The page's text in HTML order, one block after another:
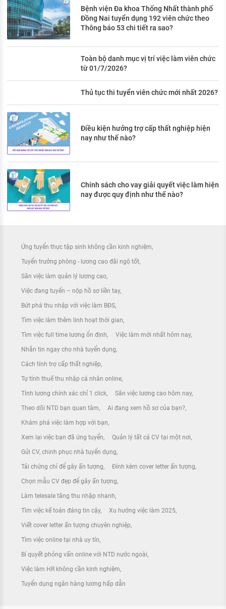
Bệnh viện Đa khoa Thống Nhất thành phố
Đồng Nai tuyển dụng 192 viên chức theo
Thông báo 53 chi tiết ra sao?
Toàn bộ danh mục vị trí việc làm viên chức
từ 01/7/2026?
Thủ tục thi tuyển viên chức mới nhất 2026?
Điều kiện hưởng trợ cấp thất nghiệp hiện
nay như thế nào?
Chính sách cho vay giải quyết việc làm hiện
nay được quy định như thế nào?
Ứng tuyển thực tập sinh không cần kinh nghiệm
Tuyển trưởng phòng - lương cao đãi ngộ tốt
Săn việc làm quản lý lương cao
Việc đang tuyển – nộp hồ sơ liền tay
Bứt phá thu nhập với việc làm BĐS
Tìm việc làm thêm linh hoạt thời gian
Tìm việc full time lương ổn định Việc làm mới nhất hôm nay
Nhắn tin ngay cho nhà tuyển dụng
Cách tính trợ cấp thất nghiệp
Tự tính thuế thu nhập cá nhân online
Tính lương chính xác chỉ 1 click Săn việc lương cao hôm nay
Theo dõi NTD bạn quan tâm Ai đang xem hồ sơ của bạn?
Khám phá việc làm hợp với bạn
Xem lại việc bạn đã ứng tuyển Quản lý tất cả CV tại một nơi
Gửi CV, chinh phục nhà tuyển dụng
Tải chứng chỉ để gây ấn tượng Đính kèm cover letter ấn tượng
Chọn mẫu CV đẹp để gây ấn tượng
Làm telesale tăng thu nhập nhanh
Tìm việc kế toán đáng tin cậy Xu hướng việc làm 2025
Viết cover letter ấn tượng chuyên nghiệp
Tìm việc online tại nhà uy tín
Bí quyết phỏng vấn online với NTD nước ngoài
Việc làm HR không cần kinh nghiệm
Tuyển dụng ngân hàng lương hấp dẫn